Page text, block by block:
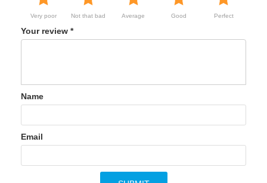
Very poor Not that bad Average Good Perfect
Your review *
Name
Email